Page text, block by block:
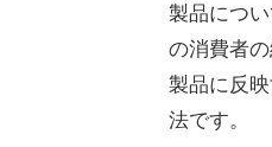
製品につ
の消費者
製品に反
法です。